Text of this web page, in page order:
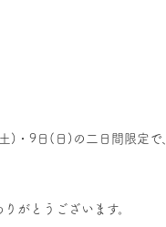
)・9日(日)の二日間限定で
がとうございます。